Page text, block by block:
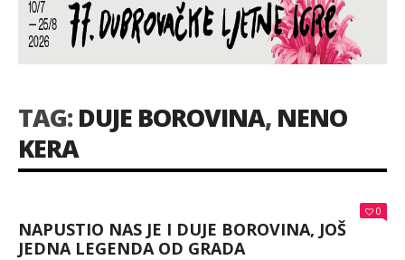
TAG:DUJE BOROVINA, NENO
KERA
0
NAPUSTIO NAS JE I DUJE BOROVINA, JOŠ
JEDNA LEGENDA OD GRADA